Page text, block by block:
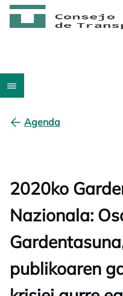
Agenda
2020ko
Nazionala:
publikoaren